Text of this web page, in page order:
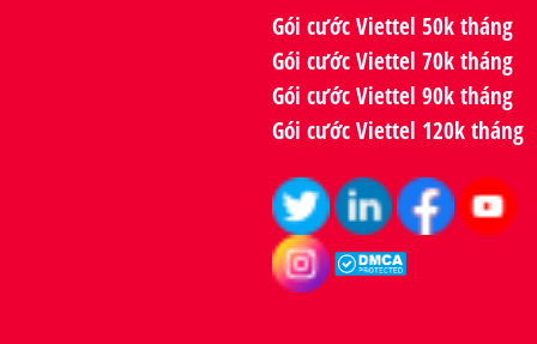
Gói cước Viettel 50k tháng
Gói cước Viettel 70k tháng
Gói cước Viettel 90k tháng
Gói cước Viettel 120k tháng